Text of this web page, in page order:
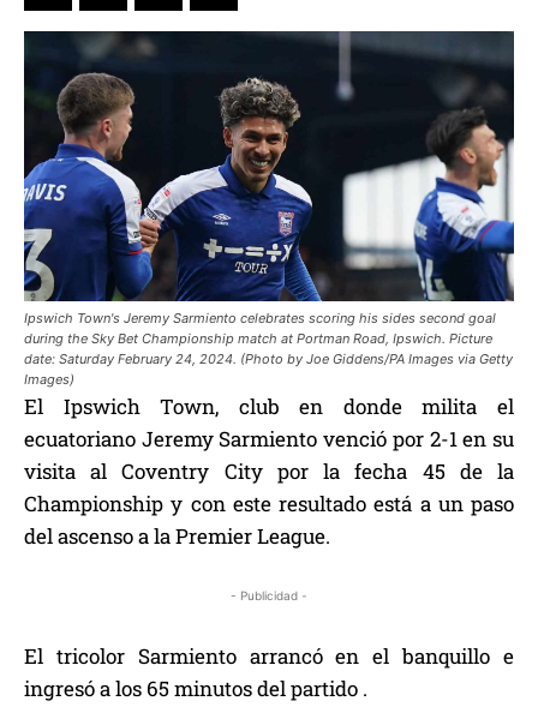
Ipswich Town's Jeremy Sarmiento celebrates scoring his sides second goal
during the Sky Bet Championship match at Portman Road, Ipswich. Picture
date: Saturday February 24, 2024. (Photo by Joe Giddens/PA Images via Getty
Images)
El Ipswich Town, club en donde milita el
ecuatoriano Jeremy Sarmiento venció por 2-1 en su
visita al Coventry City por la fecha 45 de la
Championship y con este resultado está a un paso
del ascenso a la Premier League.
- Publicidad -
El tricolor Sarmiento arrancó en el banquillo e
ingresó a los 65 minutos del partido .